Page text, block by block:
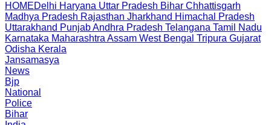
HOMEDelhi Haryana Uttar Pradesh Bihar Chhattisgarh
Madhya Pradesh Rajasthan Jharkhand Himachal Pradesh
Uttarakhand PunjabAndhra Pradesh Telangana Tamil Nadu
Karnataka Maharashtra Assam West Bengal Tripura Gujarat
Odisha Kerala
Jansamasya
News
Bjp
National
Police
Bihar